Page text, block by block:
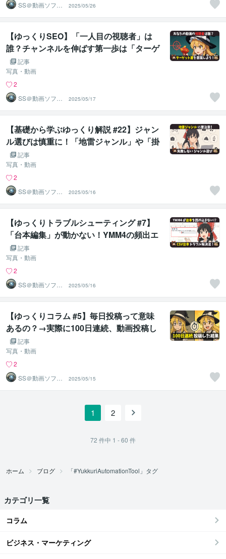
SS＠動画ソフト
ウェアエンジニ
ア
2025/05/26
【ゆっくりSEO】「一人目の視聴者」は
誰？チャンネルを伸ばす第一歩は「ターゲ
ット」を決めること！YouTubeで成功して
いくための「視聴者設計の考え方」を伝授
します！
記事
写真・動画
2
SS＠動画ソフト
ウェアエンジニ
ア
2025/05/17
【基礎から学ぶゆっくり解説 #22】ジャン
ル選びは慎重に！「地雷ジャンル」や「掛
け算ジャンル」を学べば、初めてのチャン
ネル運営も怖くない！
記事
写真・動画
2
SS＠動画ソフト
ウェアエンジニ
ア
2025/05/16
【ゆっくりトラブルシューティング #7】
「台本編集」が動かない！YMM4の頻出エ
ラーを解決…「キャラクターが見つかりま
せん」の対処法教えます！Excelで「CSV
台本」を保存する方法まで分かりやすく解
説
記事
写真・動画
2
SS＠動画ソフト
ウェアエンジニ
ア
2025/05/16
【ゆっくりコラム #5】毎日投稿って意味
あるの？→実際に100日連続、動画投稿し
てみました！ゆっくり解説を続けて見えて
きた限界と希望、これからを実体験から赤
裸々にお伝えします！
記事
写真・動画
2
SS＠動画ソフト
ウェアエンジニ
ア
2025/05/15
1 2
72 件中 1 - 60 件
ホーム ブログ 「#YukkuriAutomationTool」タグ
カテゴリ一覧
コラム
ビジネス・マーケティング